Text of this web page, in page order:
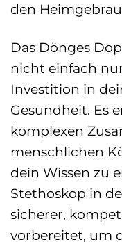
den
Das Dönges
nicht einfach
Investition in
Gesundheit. Es
komplexen
menschlichen
dein Wissen zu
Stethoskop in
sicherer,
vorbereitet, um